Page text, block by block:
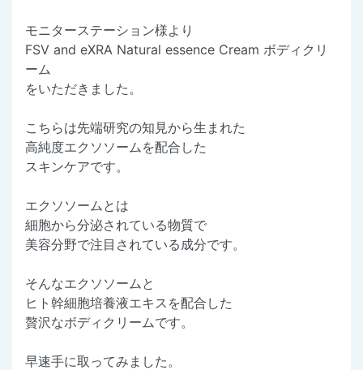
モニターステーション様より
FSV and eXRA Natural essence Cream ボディクリ
ーム
をいただきました。
こちらは先端研究の知見から生まれた
高純度エクソソームを配合した
スキンケアです。
エクソソームとは
細胞から分泌されている物質で
美容分野で注目されている成分です。
そんなエクソソームと
ヒト幹細胞培養液エキスを配合した
贅沢なボディクリームです。
早速手に取ってみました。